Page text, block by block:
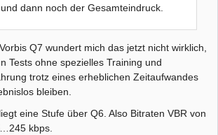
und dann noch der Gesamteindruck.
Q7 wundert mich das jetzt nicht wirklich,
Tests ohne spezielles Training und
trotz eines erheblichen Zeitaufwandes
bleiben.
eine Stufe über Q6. Also Bitraten VBR von
kbps.